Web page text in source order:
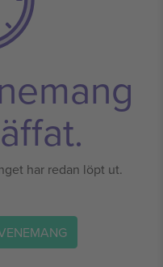
har redan löpt ut.